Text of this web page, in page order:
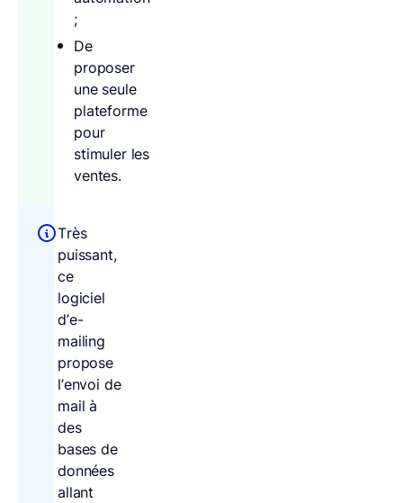
;
De
proposer
une seule
plateforme
pour
stimuler les
ventes.
Très
puissant,
ce
logiciel
d’e-
mailing
propose
l’envoi de
mail à
des
bases de
données
allant